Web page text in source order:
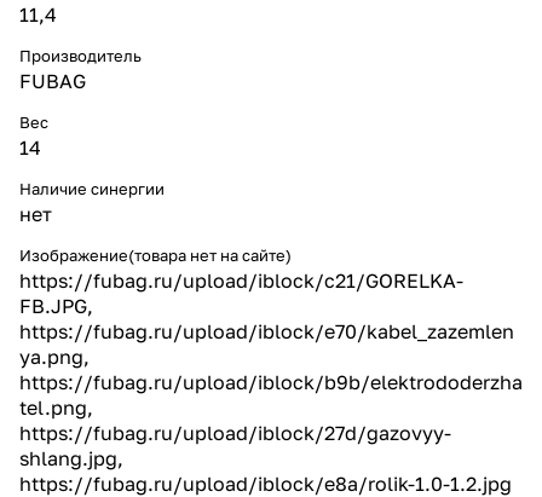
11,4
Производитель
FUBAG
Вес
14
Наличие синергии
нет
Изображение(товара нет на сайте)
https://fubag.ru/upload/iblock/c21/GORELKA-
FB.JPG,
https://fubag.ru/upload/iblock/e70/kabel_zazemlen
ya.png,
https://fubag.ru/upload/iblock/b9b/elektrododerzha
tel.png,
https://fubag.ru/upload/iblock/27d/gazovyy-
shlang.jpg,
https://fubag.ru/upload/iblock/e8a/rolik-1.0-1.2.jpg